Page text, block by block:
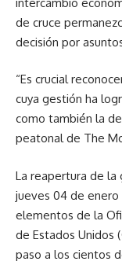
de cruce
decisión por
“Es crucial
cuya gestión ha
como también la
peatonal de The
La reapertura de la
jueves 04 de enero
elementos de la
de Estados Unidos
paso a los cientos